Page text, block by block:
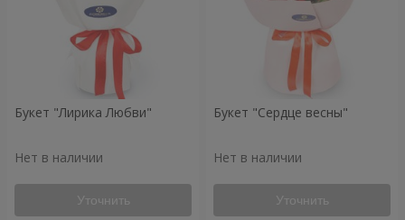
Букет "Лирика Любви"
Нет в наличии
Уточнить
Букет "Сердце весны"
Нет в наличии
Уточнить